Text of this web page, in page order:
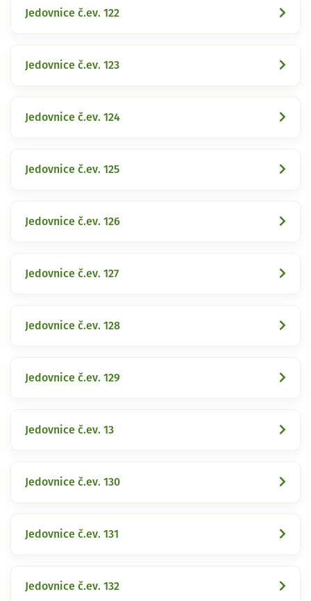
Jedovnice č.ev. 122
Jedovnice č.ev. 123
Jedovnice č.ev. 124
Jedovnice č.ev. 125
Jedovnice č.ev. 126
Jedovnice č.ev. 127
Jedovnice č.ev. 128
Jedovnice č.ev. 129
Jedovnice č.ev. 13
Jedovnice č.ev. 130
Jedovnice č.ev. 131
Jedovnice č.ev. 132